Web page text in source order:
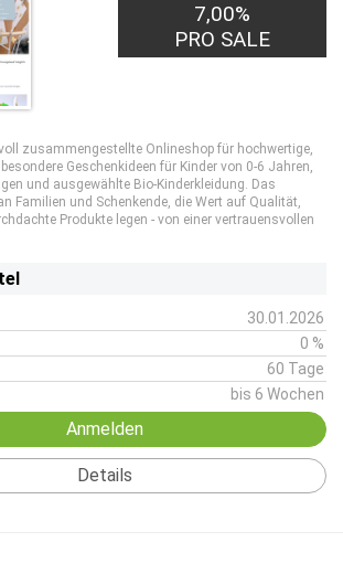
7,00%
PRO SALE
zusammengestellte Onlineshop für hochwertige,
Geschenkideen für Kinder von 0-6 Jahren,
und ausgewählte Bio-Kinderkleidung. Das
Familien und Schenkende, die Wert auf Qualität,
Produkte legen - von einer vertrauensvollen
30.01.2026
0 %
60 Tage
bis 6 Wochen
Anmelden
Details